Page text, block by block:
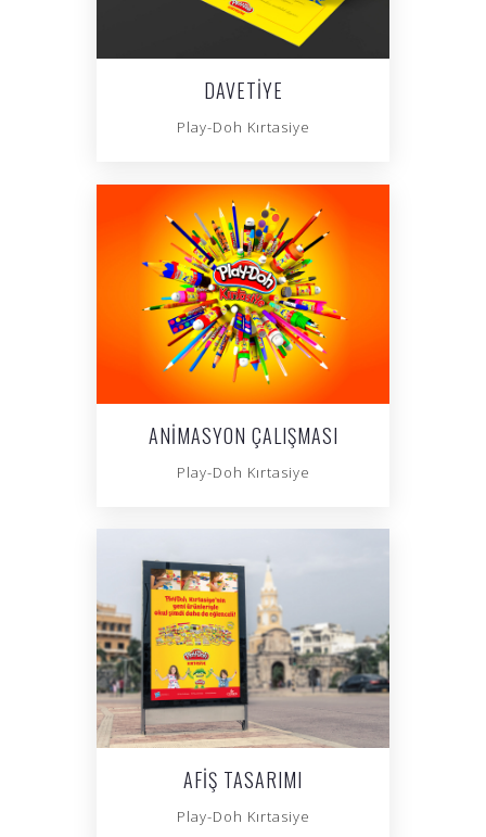
DAVETIYE
Play-Doh Kırtasiye
ANIMASYON ÇALIŞMASI
Play-Doh Kırtasiye
AFIŞ TASARIMI
Play-Doh Kırtasiye